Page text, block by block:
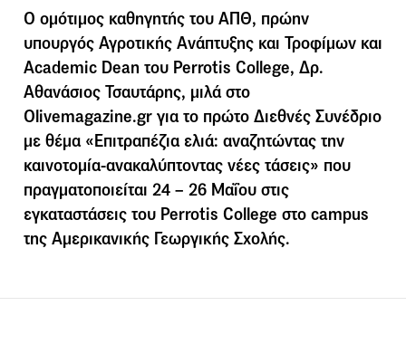
Ο ομότιμος καθηγητής του ΑΠΘ, πρώην
υπουργός Αγροτικής Ανάπτυξης και Τροφίμων και
Academic Dean του Perrotis College, Δρ.
Αθανάσιος Τσαυτάρης, μιλά στο
Olivemagazine.gr για το πρώτο Διεθνές Συνέδριο
με θέμα «Επιτραπέζια ελιά: αναζητώντας την
καινοτομία-ανακαλύπτοντας νέες τάσεις» που
πραγματοποιείται 24 – 26 Μαΐου στις
εγκαταστάσεις του Perrotis College στο campus
της Αμερικανικής Γεωργικής Σχολής.